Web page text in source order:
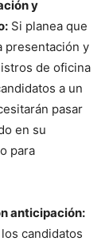
y
Si planea que
presentación y
de oficina
a un
pasar
en su
para
anticipación:
candidatos